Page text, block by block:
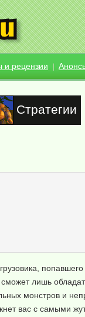
и рецензии
Стратегии
лишь
монстров и
вас с самыми